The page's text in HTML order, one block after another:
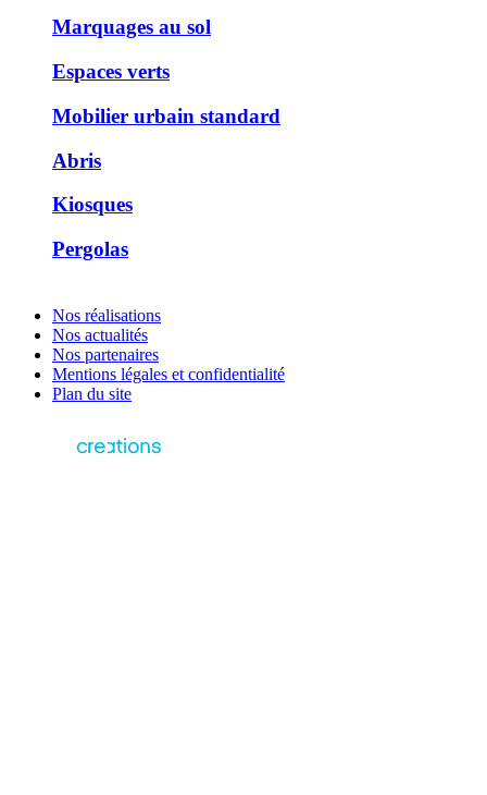
Marquages au sol
Espaces verts
Mobilier urbain standard
Abris
Kiosques
Pergolas
Nos réalisations
Nos actualités
Nos partenaires
Mentions légales et confidentialité
Plan du site